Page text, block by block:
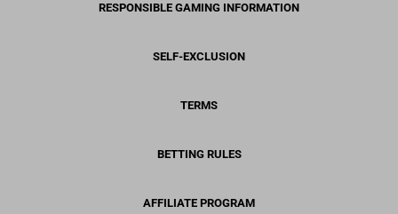
RESPONSIBLE GAMING INFORMATION
SELF-EXCLUSION
TERMS
BETTING RULES
AFFILIATE PROGRAM